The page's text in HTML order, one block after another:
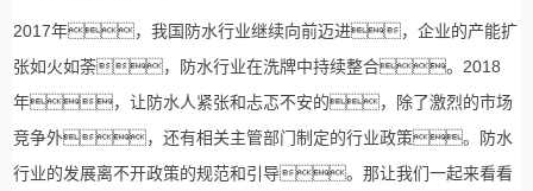
2017年，我国防水行业继续向前迈进，企业的产能扩
张如火如荼，防水行业在洗牌中持续整合。2018
年，让防水人紧张和忐忑不安的，除了激烈的市场
竞争外，还有相关主管部门制定的行业政策。防水
行业的发展离不开政策的规范和引导。那让我们一起来看看